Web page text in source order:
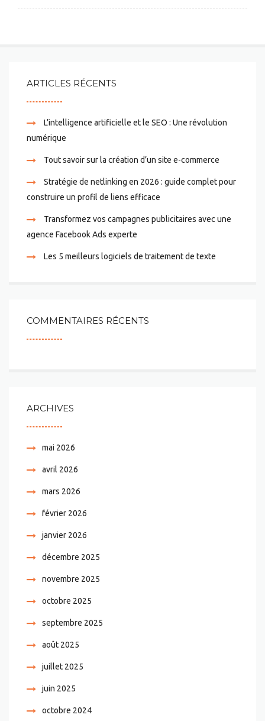
ARTICLES RÉCENTS
L’intelligence artificielle et le SEO : Une révolution
numérique
Tout savoir sur la création d’un site e-commerce
Stratégie de netlinking en 2026 : guide complet pour
construire un profil de liens efficace
Transformez vos campagnes publicitaires avec une
agence Facebook Ads experte
Les 5 meilleurs logiciels de traitement de texte
COMMENTAIRES RÉCENTS
ARCHIVES
mai 2026
avril 2026
mars 2026
février 2026
janvier 2026
décembre 2025
novembre 2025
octobre 2025
septembre 2025
août 2025
juillet 2025
juin 2025
octobre 2024